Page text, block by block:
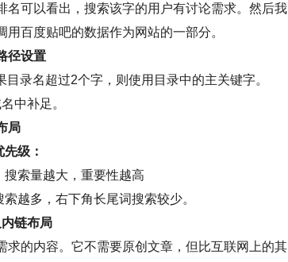
可以看出，搜索该字的用户有讨论需求。然后我
百度贴吧的数据作为网站的一部分。
径设置
录名超过2个字，则使用目录中的主关键字。
中补足。
局
级：
搜索量越大，重要性越高
越多，右下角长尾词搜索较少。
链布局
的内容。它不需要原创文章，但比互联网上的其